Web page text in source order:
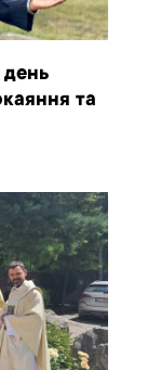
день
та